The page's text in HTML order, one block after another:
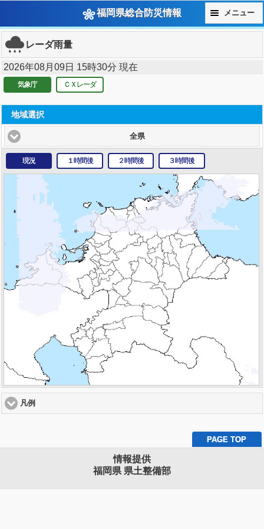
福岡県総合防災情報 メニュー
レーダ雨量
2026年08月09日 15時30分 現在
気象庁 ＣＸレーダ
地域選択
全県
現況 １時間後 ２時間後 ３時間後
凡例
PAGE TOP
情報提供
福岡県 県土整備部